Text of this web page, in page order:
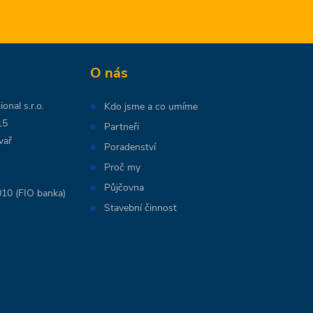
s.r.o.
(FIO banka)
O nás
Kdo jsme a co umíme
Partneři
Poradenství
Proč my
Půjčovna
Stavební činnost